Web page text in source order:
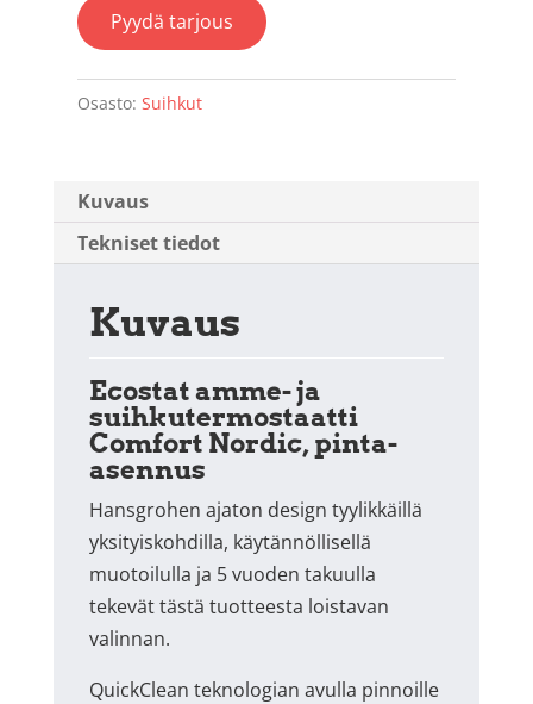
Pyydä tarjous
Osasto: Suihkut
Kuvaus
Tekniset tiedot
Kuvaus
Ecostat amme- ja
suihkutermostaatti
Comfort Nordic, pinta-
asennus
Hansgrohen ajaton design tyylikkäillä
yksityiskohdilla, käytännöllisellä
muotoilulla ja 5 vuoden takuulla
tekevät tästä tuotteesta loistavan
valinnan.
QuickClean teknologian avulla pinnoille